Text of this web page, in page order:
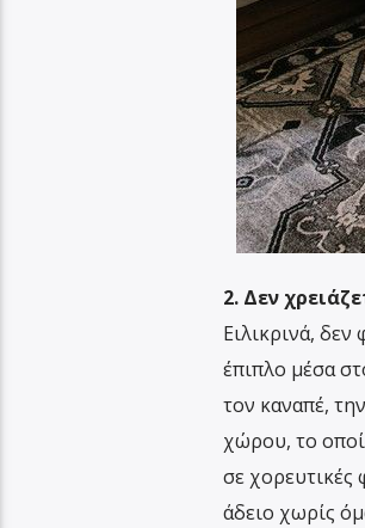
2. Δεν
Ειλικρινά,
έπιπλο μέσα
τον καναπέ,
χώρου, το
σε χορευτικές
άδειο χωρίς